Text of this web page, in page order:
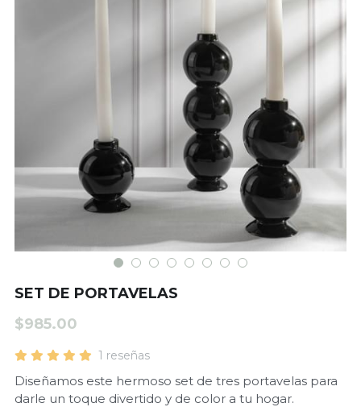
SET DE PORTAVELAS
$985.00
1 reseñas
Diseñamos este hermoso set de tres portavelas para
darle un toque divertido y de color a tu hogar.